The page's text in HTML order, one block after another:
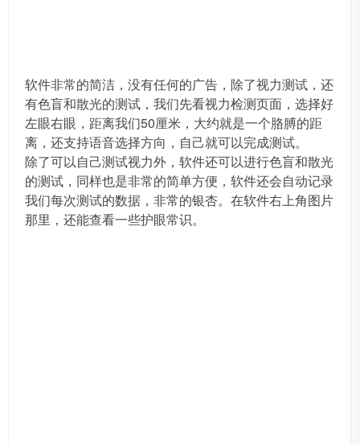
软件非常的简洁，没有任何的广告，除了视力测试，还
有色盲和散光的测试，我们先看视力检测页面，选择好
左眼右眼，距离我们50厘米，大约就是一个胳膊的距
离，还支持语音选择方向，自己就可以完成测试。
除了可以自己测试视力外，软件还可以进行色盲和散光
的测试，同样也是非常的简单方便，软件还会自动记录
我们每次测试的数据，非常的银杏。在软件右上角图片
那里，还能查看一些护眼常识。